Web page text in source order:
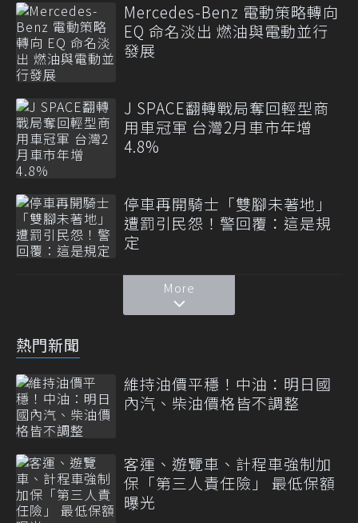
Mercedes-Benz 電動策略轉向
EQ 命名淡出 燃油與電動並行
發展
J SPACE翻轉戰局奪回輕型商
用車冠軍 台灣2月車市年增
4.8%
停車再開騎士「雙腳未著地」
遭罰引民怨！警回覆：這是規
定
More
熱門新聞
維持油價平穩！中油：明日國
內汽、柴油價格皆不調整
客運、遊覽車、計程車強制加
保「第三人責任險」 最低保額
曝光